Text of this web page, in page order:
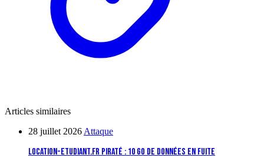
Articles similaires
28 juillet 2026Attaque
Location-etudiant.fr piraté : 10 Go de données en fuite